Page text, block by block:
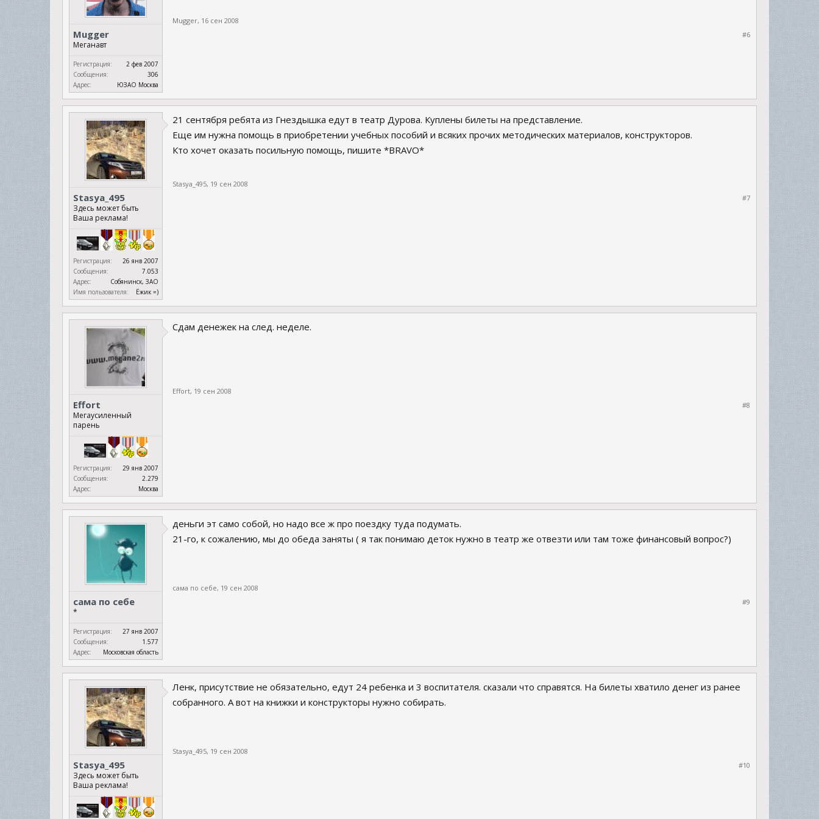
Mugger
Меганавт
Регистрация:
2 фев 2007
Сообщения:
306
Адрес:
ЮЗАО Москва
Mugger, 16 сен 2008
#6
Stasya_495
Здесь может быть
Ваша реклама!
Регистрация:
26 янв 2007
Сообщения:
7.053
Адрес:
Собянинск, ЗАО
Имя пользователя:
Ёжик =)
21 сентября ребята из Гнездышка едут в театр Дурова. Куплены билеты на представление.
Еще им нужна помощь в приобретении учебных пособий и всяких прочих методических материалов, конструкторов.
Кто хочет оказать посильную помощь, пишите *BRAVO*
Stasya_495, 19 сен 2008
#7
Effort
Мегаусиленный
парень
Регистрация:
29 янв 2007
Сообщения:
2.279
Адрес:
Москва
Сдам денежек на след. неделе.
Effort, 19 сен 2008
#8
сама по себе
*
Регистрация:
27 янв 2007
Сообщения:
1.577
Адрес:
Московская область
деньги эт само собой, но надо все ж про поездку туда подумать.
21-го, к сожалению, мы до обеда заняты ( я так понимаю деток нужно в театр же отвезти или там тоже финансовый вопрос?)
сама по себе, 19 сен 2008
#9
Stasya_495
Здесь может быть
Ваша реклама!
Ленк, присутствие не обязательно, едут 24 ребенка и 3 воспитателя. сказали что справятся. На билеты хватило денег из ранее
собранного. А вот на книжки и конструкторы нужно собирать.
Stasya_495, 19 сен 2008
#10